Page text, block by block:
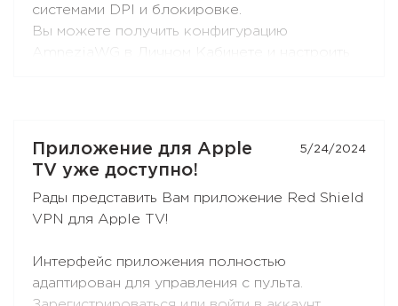
системами DPI и блокировке.
Вы можете получить конфигурацию
устройствах, которые поддерживаются
разработчиками
и сообществом
Так же AmneziaWG уже доступен в
приложении Red Shield VPN для iOS и в
других платформ.
Приложение для Apple
TV уже доступно!
5/24/2024
Рады представить Вам приложение Red Shield
VPN для Apple TV!
Интерфейс приложения полностью
адаптирован для управления с пульта.